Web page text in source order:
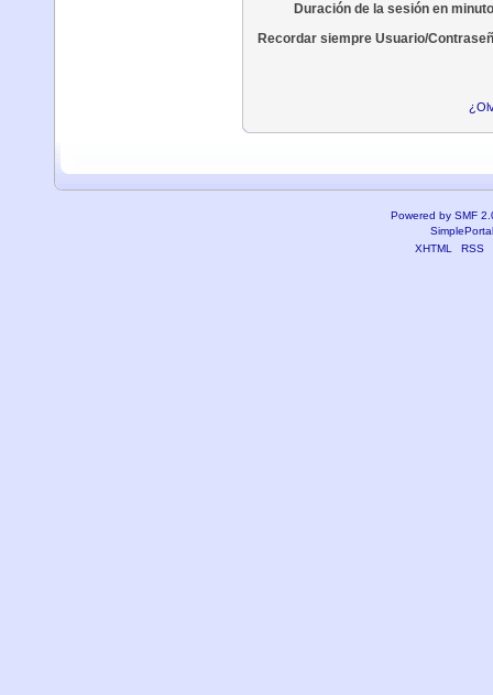
Duración de la sesión en
Recordar siempre Usuario/
Powered by SMF
XHTML
RSS